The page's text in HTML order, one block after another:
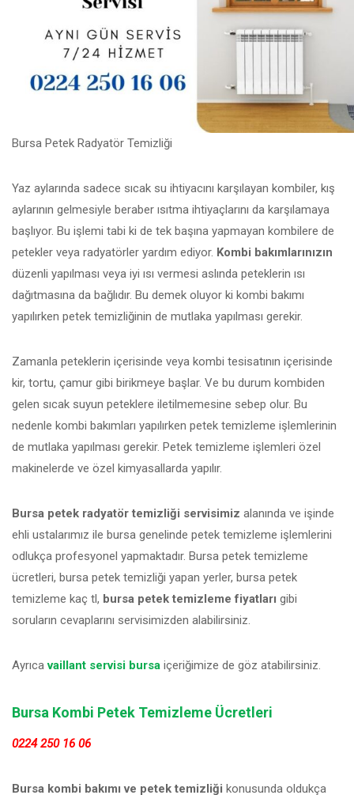
Bursa Petek Radyatör Temizliği
Yaz aylarında sadece sıcak su ihtiyacını karşılayan kombiler, kış
aylarının gelmesiyle beraber ısıtma ihtiyaçlarını da karşılamaya
başlıyor. Bu işlemi tabi ki de tek başına yapmayan kombilere de
petekler veya radyatörler yardım ediyor. Kombi bakımlarınızın
düzenli yapılması veya iyi ısı vermesi aslında peteklerin ısı
dağıtmasına da bağlıdır. Bu demek oluyor ki kombi bakımı
yapılırken petek temizliğinin de mutlaka yapılması gerekir.
Zamanla peteklerin içerisinde veya kombi tesisatının içerisinde
kir, tortu, çamur gibi birikmeye başlar. Ve bu durum kombiden
gelen sıcak suyun peteklere iletilmemesine sebep olur. Bu
nedenle kombi bakımları yapılırken petek temizleme işlemlerinin
de mutlaka yapılması gerekir. Petek temizleme işlemleri özel
makinelerde ve özel kimyasallarda yapılır.
Bursa petek radyatör temizliği servisimiz alanında ve işinde
ehli ustalarımız ile bursa genelinde petek temizleme işlemlerini
odlukça profesyonel yapmaktadır. Bursa petek temizleme
ücretleri, bursa petek temizliği yapan yerler, bursa petek
temizleme kaç tl, bursa petek temizleme fiyatları gibi
soruların cevaplarını servisimizden alabilirsiniz.
Ayrıcavaillant servisi bursa içeriğimize de göz atabilirsiniz.
Bursa Kombi Petek Temizleme Ücretleri
0224 250 16 06
Bursa kombi bakımı ve petek temizliği konusunda oldukça